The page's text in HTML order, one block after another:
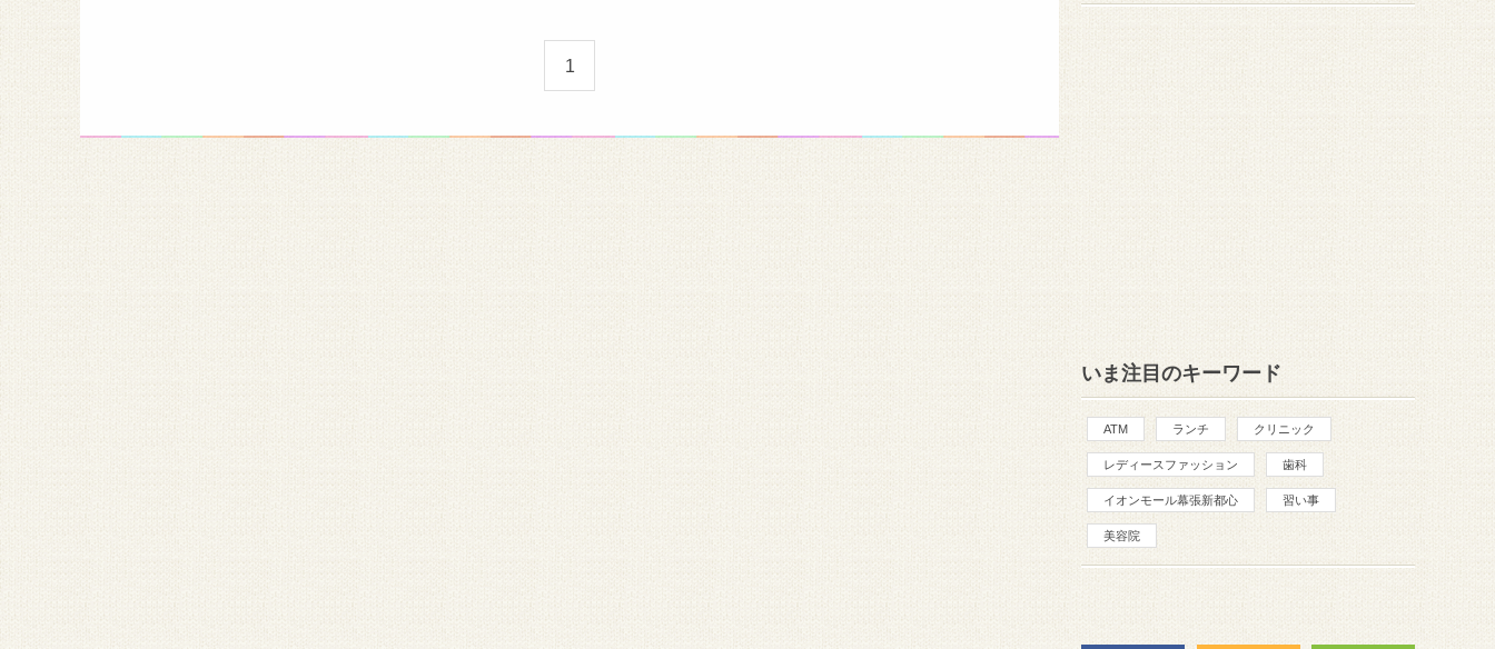
1
いま注目のキーワード
ATM ランチ クリニック
レディースファッション 歯科
イオンモール幕張新都心 習い事
美容院